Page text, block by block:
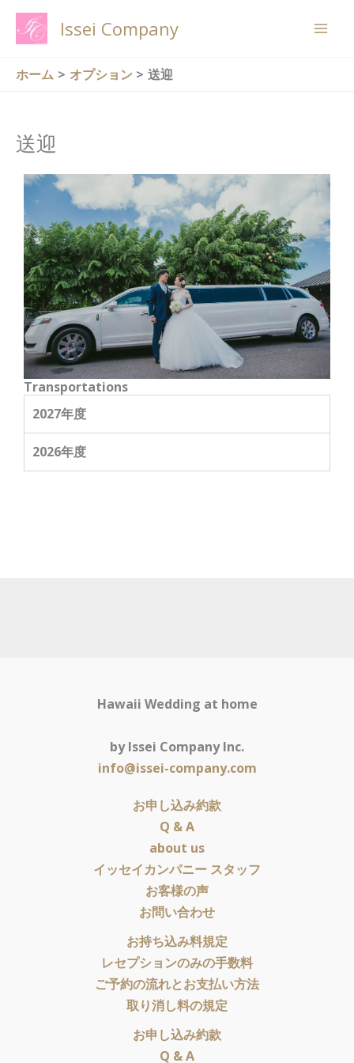
Issei Company
ホーム オプション 送迎
送迎
Transportations
2027年度
2026年度
Hawaii Wedding at home
by Issei Company Inc.
info@issei-company.com
お申し込み約款
Q & A
about us
イッセイカンパニー スタッフ
お客様の声
お問い合わせ
お持ち込み料規定
レセプションのみの手数料
ご予約の流れとお支払い方法
取り消し料の規定
お申し込み約款
Q & A